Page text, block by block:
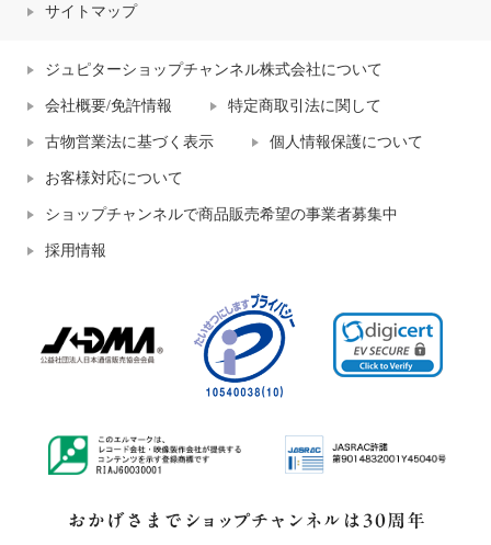
サイトマップ
ジュピターショップチャンネル株式会社について
会社概要/免許情報 特定商取引法に関して
古物営業法に基づく表示 個人情報保護について
お客様対応について
ショップチャンネルで商品販売希望の事業者募集中
採用情報